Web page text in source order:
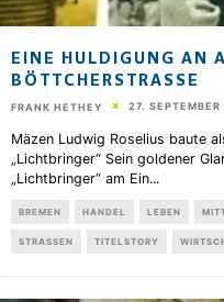
EINE HULDIGUNG AN
BÖTTCHERSTRASSE
FRANK HETHEY 27. SEPTEMBER
Mäzen Ludwig Roselius baute
„Lichtbringer“ Sein goldener
„Lichtbringer“ am Ein...
BREMEN HANDEL LEBEN
STRASSEN TITELSTORY